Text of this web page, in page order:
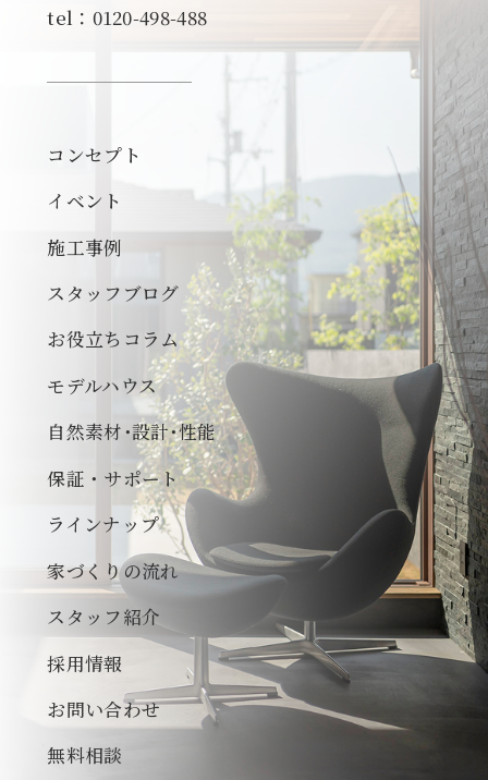
tel：0120-498-488
コンセプト
イベント
施工事例
スタッフブログ
お役立ちコラム
モデルハウス
自然素材･設計･性能
保証・サポート
ラインナップ
家づくりの流れ
スタッフ紹介
採用情報
お問い合わせ
無料相談